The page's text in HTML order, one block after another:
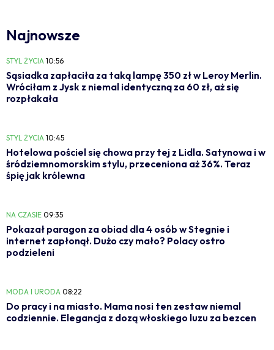
Najnowsze
STYL ŻYCIA 10:56
Sąsiadka zapłaciła za taką lampę 350 zł w Leroy Merlin.
Wróciłam z Jysk z niemal identyczną za 60 zł, aż się
rozpłakała
STYL ŻYCIA 10:45
Hotelowa pościel się chowa przy tej z Lidla. Satynowa i w
śródziemnomorskim stylu, przeceniona aż 36%. Teraz
śpię jak królewna
NA CZASIE 09:35
Pokazał paragon za obiad dla 4 osób w Stegnie i
internet zapłonął. Dużo czy mało? Polacy ostro
podzieleni
MODA I URODA 08:22
Do pracy i na miasto. Mama nosi ten zestaw niemal
codziennie. Elegancja z dozą włoskiego luzu za bezcen